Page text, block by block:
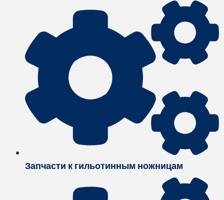
Запчасти к гильотинным ножницам